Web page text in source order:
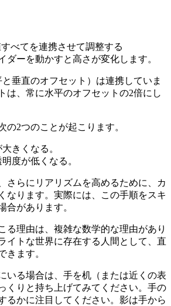
べてを連携させて調整する
ーを動かすと高さが変化します。
垂直のオフセット）は連携していま
は、常に水平のオフセットの2倍にし
の2つのことが起こります。
きくなる。
度が低くなる。
さらにリアリズムを高めるために、カ
なります。実際には、この手順をスキ
合があります。
る理由は、複雑な数学的な理由があり
イトな世界に存在する人間として、直
きます。
いる場合は、手を机（または近くの表
くりと持ち上げてみてください。手の
るかに注目してください。影は手から